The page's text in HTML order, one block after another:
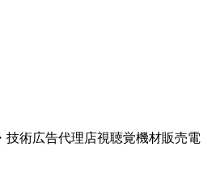
技術広告代理店視聴覚機材販売電